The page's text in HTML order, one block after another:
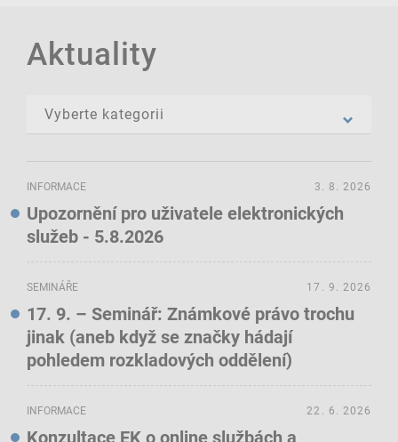
Aktuality
INFORMACE
Upozornění pro uživatele elektronických
služeb - 5.8.2026
3. 8. 2026
SEMINÁŘE
17. 9. – Seminář: Známkové právo trochu
jinak (aneb když se značky hádají
pohledem rozkladových oddělení)
17. 9. 2026
INFORMACE
Konzultace EK o online službách a
22. 6. 2026